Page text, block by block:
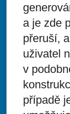
a je zde
přeruší,
uživatel
v
případě